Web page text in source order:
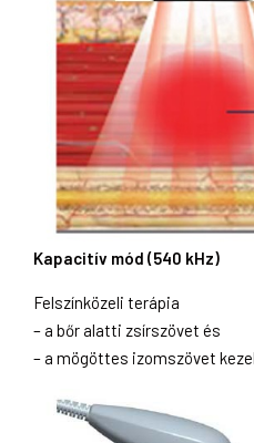
Kapacitív mód (540 kHz)
Felszínközeli terápia
– a bőr alatti zsírszövet és
– a mögöttes izomszövet